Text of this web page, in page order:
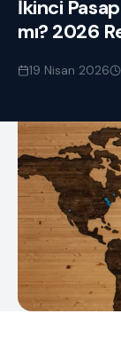
İkinci
mı? 2026
19 Nisan 2026